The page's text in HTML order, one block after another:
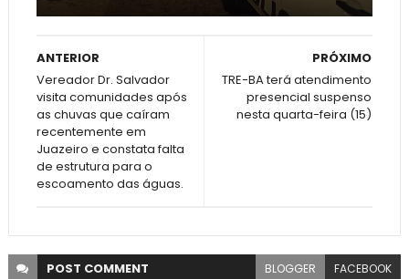
PRÓXIMO
TRE-BA terá atendimento
presencial suspenso
nesta quarta-feira (15)
ANTERIOR
Vereador Dr. Salvador
visita comunidades após
as chuvas que caíram
recentemente em
Juazeiro e constata falta
de estrutura para o
escoamento das águas.
POST COMMENT BLOGGER FACEBOOK